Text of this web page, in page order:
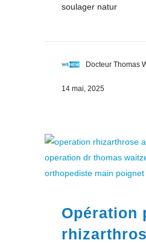
soulager natur
Docteur Thomas
14 mai, 2025
Opération